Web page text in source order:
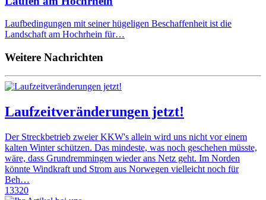
Laufbedingungen mit seiner hügeligen Beschaffenheit ist die
Landschaft am Hochrhein für…
Weitere Nachrichten
Laufzeitveränderungen jetzt!
Der Streckbetrieb zweier KKW's allein wird uns nicht vor einem
kalten Winter schützen. Das mindeste, was noch geschehen müsste,
wäre, dass Grundremmingen wieder ans Netz geht. Im Norden
könnte Windkraft und Strom aus Norwegen vielleicht noch für
Beh…
13320